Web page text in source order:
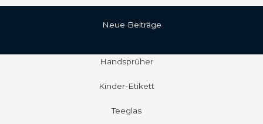
Neue Beiträge
Handsprüher
Kinder-Etikett
Teeglas